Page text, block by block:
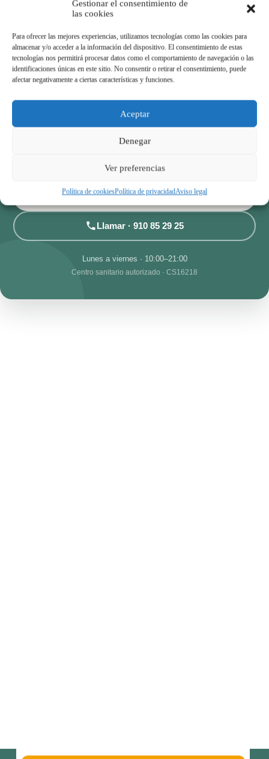
Gestionar el consentimiento de
las cookies
Para ofrecer las mejores experiencias, utilizamos tecnologías como las cookies para
almacenar y/o acceder a la información del dispositivo. El consentimiento de estas
tecnologías nos permitirá procesar datos como el comportamiento de navegación o las
identificaciones únicas en este sitio. No consentir o retirar el consentimiento, puede
afectar negativamente a ciertas características y funciones.
Aceptar
Denegar
Ver preferencias
Política de cookiesPolítica de privacidadAviso legal
Pedir cita online
¿EMPEZAMOS?
Reserva tu valoración en AlcoFisio
Cuéntanos qué te pasa y te orientamos sobre el mejor plan
Escríbenos por WhatsApp
Llamar · 910 85 29 25
Lunes a viernes · 10:00–21:00
Centro sanitario autorizado · CS16218